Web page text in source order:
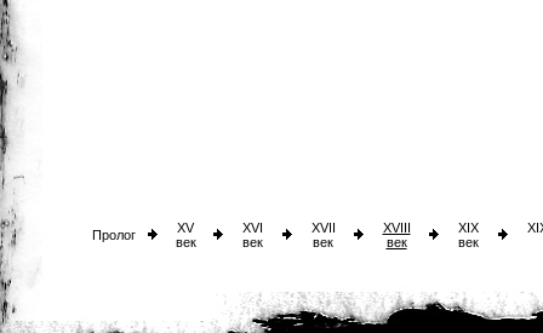
Пролог
XV
век
XVI
век
XVII
век
XVIII
век
XIX
век